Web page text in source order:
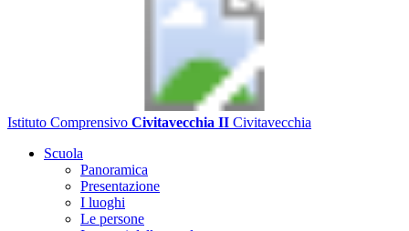
Istituto Comprensivo Civitavecchia II Civitavecchia
Scuola
Panoramica
Presentazione
I luoghi
Le persone